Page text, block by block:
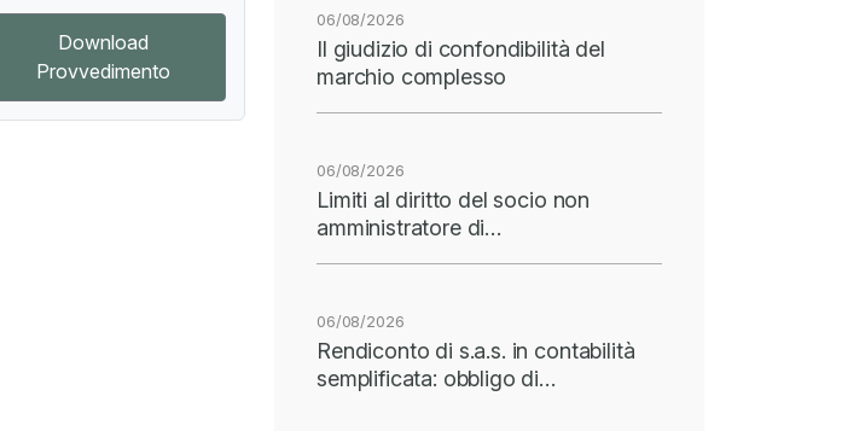
Download
Provvedimento
06/08/2026
Il giudizio di confondibilità del
marchio complesso
06/08/2026
Limiti al diritto del socio non
amministratore di…
06/08/2026
Rendiconto di s.a.s. in contabilità
semplificata: obbligo di…